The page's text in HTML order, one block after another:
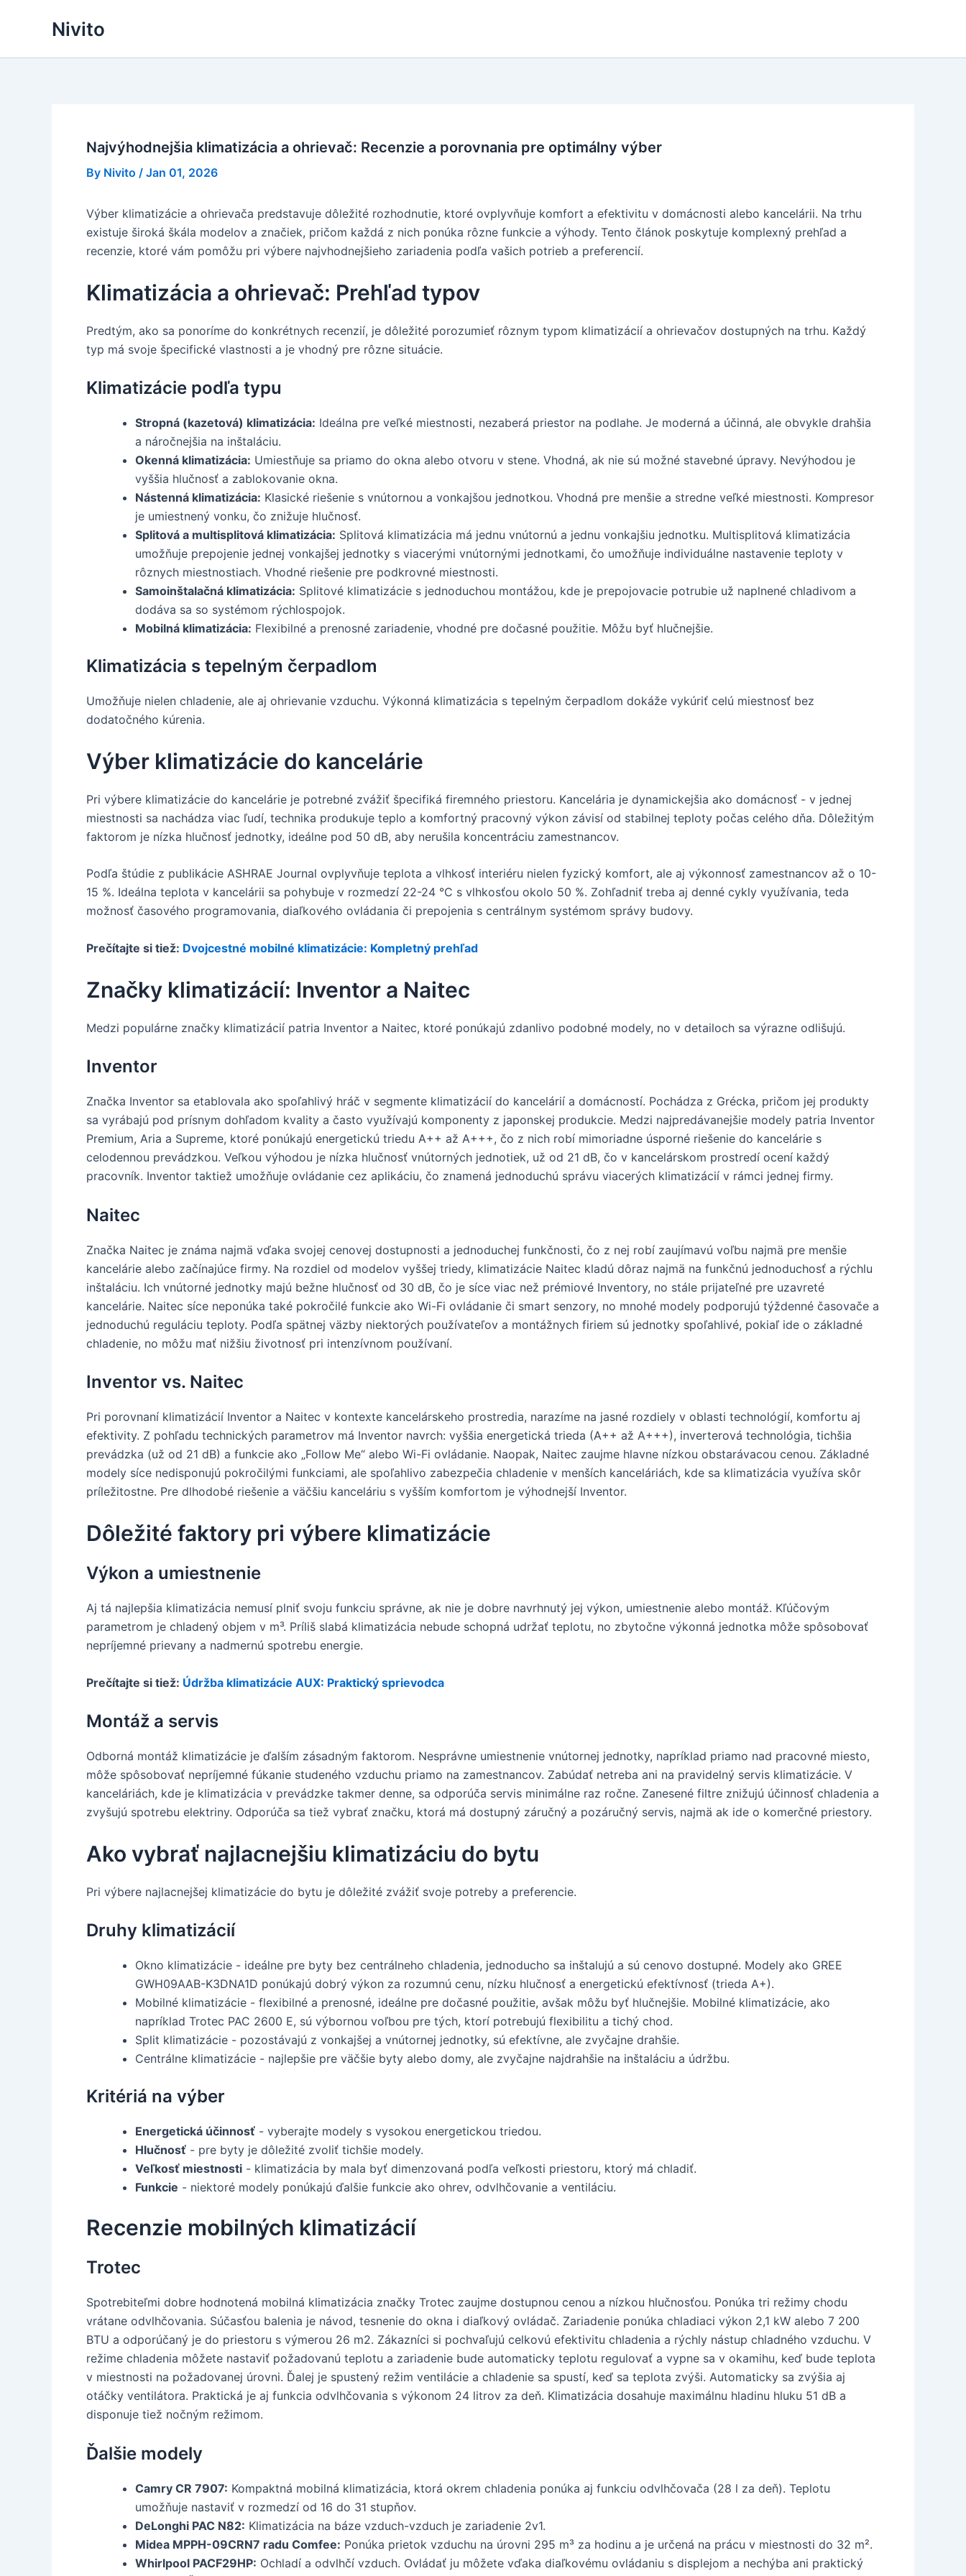
Nivito
Najvýhodnejšia klimatizácia a ohrievač: Recenzie a porovnania pre optimálny výber
By Nivito / Jan 01, 2026
Výber klimatizácie a ohrievača predstavuje dôležité rozhodnutie, ktoré ovplyvňuje komfort a efektivitu v domácnosti alebo kancelárii. Na trhu
existuje široká škála modelov a značiek, pričom každá z nich ponúka rôzne funkcie a výhody. Tento článok poskytuje komplexný prehľad a
recenzie, ktoré vám pomôžu pri výbere najvhodnejšieho zariadenia podľa vašich potrieb a preferencií.
Klimatizácia a ohrievač: Prehľad typov
Predtým, ako sa ponoríme do konkrétnych recenzií, je dôležité porozumieť rôznym typom klimatizácií a ohrievačov dostupných na trhu. Každý
typ má svoje špecifické vlastnosti a je vhodný pre rôzne situácie.
Klimatizácie podľa typu
Stropná (kazetová) klimatizácia: Ideálna pre veľké miestnosti, nezaberá priestor na podlahe. Je moderná a účinná, ale obvykle drahšia
a náročnejšia na inštaláciu.
Okenná klimatizácia: Umiestňuje sa priamo do okna alebo otvoru v stene. Vhodná, ak nie sú možné stavebné úpravy. Nevýhodou je
vyššia hlučnosť a zablokovanie okna.
Nástenná klimatizácia: Klasické riešenie s vnútornou a vonkajšou jednotkou. Vhodná pre menšie a stredne veľké miestnosti. Kompresor
je umiestnený vonku, čo znižuje hlučnosť.
Splitová a multisplitová klimatizácia: Splitová klimatizácia má jednu vnútornú a jednu vonkajšiu jednotku. Multisplitová klimatizácia
umožňuje prepojenie jednej vonkajšej jednotky s viacerými vnútornými jednotkami, čo umožňuje individuálne nastavenie teploty v
rôznych miestnostiach. Vhodné riešenie pre podkrovné miestnosti.
Samoinštalačná klimatizácia: Splitové klimatizácie s jednoduchou montážou, kde je prepojovacie potrubie už naplnené chladivom a
dodáva sa so systémom rýchlospojok.
Mobilná klimatizácia: Flexibilné a prenosné zariadenie, vhodné pre dočasné použitie. Môžu byť hlučnejšie.
Klimatizácia s tepelným čerpadlom
Umožňuje nielen chladenie, ale aj ohrievanie vzduchu. Výkonná klimatizácia s tepelným čerpadlom dokáže vykúriť celú miestnosť bez
dodatočného kúrenia.
Výber klimatizácie do kancelárie
Pri výbere klimatizácie do kancelárie je potrebné zvážiť špecifiká firemného priestoru. Kancelária je dynamickejšia ako domácnosť - v jednej
miestnosti sa nachádza viac ľudí, technika produkuje teplo a komfortný pracovný výkon závisí od stabilnej teploty počas celého dňa. Dôležitým
faktorom je nízka hlučnosť jednotky, ideálne pod 50 dB, aby nerušila koncentráciu zamestnancov.
Podľa štúdie z publikácie ASHRAE Journal ovplyvňuje teplota a vlhkosť interiéru nielen fyzický komfort, ale aj výkonnosť zamestnancov až o 10-
15 %. Ideálna teplota v kancelárii sa pohybuje v rozmedzí 22-24 °C s vlhkosťou okolo 50 %. Zohľadniť treba aj denné cykly využívania, teda
možnosť časového programovania, diaľkového ovládania či prepojenia s centrálnym systémom správy budovy.
Prečítajte si tiež: Dvojcestné mobilné klimatizácie: Kompletný prehľad
Značky klimatizácií: Inventor a Naitec
Medzi populárne značky klimatizácií patria Inventor a Naitec, ktoré ponúkajú zdanlivo podobné modely, no v detailoch sa výrazne odlišujú.
Inventor
Značka Inventor sa etablovala ako spoľahlivý hráč v segmente klimatizácií do kancelárií a domácností. Pochádza z Grécka, pričom jej produkty
sa vyrábajú pod prísnym dohľadom kvality a často využívajú komponenty z japonskej produkcie. Medzi najpredávanejšie modely patria Inventor
Premium, Aria a Supreme, ktoré ponúkajú energetickú triedu A++ až A+++, čo z nich robí mimoriadne úsporné riešenie do kancelárie s
celodennou prevádzkou. Veľkou výhodou je nízka hlučnosť vnútorných jednotiek, už od 21 dB, čo v kancelárskom prostredí ocení každý
pracovník. Inventor taktiež umožňuje ovládanie cez aplikáciu, čo znamená jednoduchú správu viacerých klimatizácií v rámci jednej firmy.
Naitec
Značka Naitec je známa najmä vďaka svojej cenovej dostupnosti a jednoduchej funkčnosti, čo z nej robí zaujímavú voľbu najmä pre menšie
kancelárie alebo začínajúce firmy. Na rozdiel od modelov vyššej triedy, klimatizácie Naitec kladú dôraz najmä na funkčnú jednoduchosť a rýchlu
inštaláciu. Ich vnútorné jednotky majú bežne hlučnosť od 30 dB, čo je síce viac než prémiové Inventory, no stále prijateľné pre uzavreté
kancelárie. Naitec síce neponúka také pokročilé funkcie ako Wi-Fi ovládanie či smart senzory, no mnohé modely podporujú týždenné časovače a
jednoduchú reguláciu teploty. Podľa spätnej väzby niektorých používateľov a montážnych firiem sú jednotky spoľahlivé, pokiaľ ide o základné
chladenie, no môžu mať nižšiu životnosť pri intenzívnom používaní.
Inventor vs. Naitec
Pri porovnaní klimatizácií Inventor a Naitec v kontexte kancelárskeho prostredia, narazíme na jasné rozdiely v oblasti technológií, komfortu aj
efektivity. Z pohľadu technických parametrov má Inventor navrch: vyššia energetická trieda (A++ až A+++), inverterová technológia, tichšia
prevádzka (už od 21 dB) a funkcie ako „Follow Me“ alebo Wi-Fi ovládanie. Naopak, Naitec zaujme hlavne nízkou obstarávacou cenou. Základné
modely síce nedisponujú pokročilými funkciami, ale spoľahlivo zabezpečia chladenie v menších kanceláriách, kde sa klimatizácia využíva skôr
príležitostne. Pre dlhodobé riešenie a väčšiu kanceláriu s vyšším komfortom je výhodnejší Inventor.
Dôležité faktory pri výbere klimatizácie
Výkon a umiestnenie
Aj tá najlepšia klimatizácia nemusí plniť svoju funkciu správne, ak nie je dobre navrhnutý jej výkon, umiestnenie alebo montáž. Kľúčovým
parametrom je chladený objem v m³. Príliš slabá klimatizácia nebude schopná udržať teplotu, no zbytočne výkonná jednotka môže spôsobovať
nepríjemné prievany a nadmernú spotrebu energie.
Prečítajte si tiež: Údržba klimatizácie AUX: Praktický sprievodca
Montáž a servis
Odborná montáž klimatizácie je ďalším zásadným faktorom. Nesprávne umiestnenie vnútornej jednotky, napríklad priamo nad pracovné miesto,
môže spôsobovať nepríjemné fúkanie studeného vzduchu priamo na zamestnancov. Zabúdať netreba ani na pravidelný servis klimatizácie. V
kanceláriách, kde je klimatizácia v prevádzke takmer denne, sa odporúča servis minimálne raz ročne. Zanesené filtre znižujú účinnosť chladenia a
zvyšujú spotrebu elektriny. Odporúča sa tiež vybrať značku, ktorá má dostupný záručný a pozáručný servis, najmä ak ide o komerčné priestory.
Ako vybrať najlacnejšiu klimatizáciu do bytu
Pri výbere najlacnejšej klimatizácie do bytu je dôležité zvážiť svoje potreby a preferencie.
Druhy klimatizácií
Okno klimatizácie - ideálne pre byty bez centrálneho chladenia, jednoducho sa inštalujú a sú cenovo dostupné. Modely ako GREE
GWH09AAB-K3DNA1D ponúkajú dobrý výkon za rozumnú cenu, nízku hlučnosť a energetickú efektívnosť (trieda A+).
Mobilné klimatizácie - flexibilné a prenosné, ideálne pre dočasné použitie, avšak môžu byť hlučnejšie. Mobilné klimatizácie, ako
napríklad Trotec PAC 2600 E, sú výbornou voľbou pre tých, ktorí potrebujú flexibilitu a tichý chod.
Split klimatizácie - pozostávajú z vonkajšej a vnútornej jednotky, sú efektívne, ale zvyčajne drahšie.
Centrálne klimatizácie - najlepšie pre väčšie byty alebo domy, ale zvyčajne najdrahšie na inštaláciu a údržbu.
Kritériá na výber
Energetická účinnosť - vyberajte modely s vysokou energetickou triedou.
Hlučnosť - pre byty je dôležité zvoliť tichšie modely.
Veľkosť miestnosti - klimatizácia by mala byť dimenzovaná podľa veľkosti priestoru, ktorý má chladiť.
Funkcie - niektoré modely ponúkajú ďalšie funkcie ako ohrev, odvlhčovanie a ventiláciu.
Recenzie mobilných klimatizácií
Trotec
Spotrebiteľmi dobre hodnotená mobilná klimatizácia značky Trotec zaujme dostupnou cenou a nízkou hlučnosťou. Ponúka tri režimy chodu
vrátane odvlhčovania. Súčasťou balenia je návod, tesnenie do okna i diaľkový ovládač. Zariadenie ponúka chladiaci výkon 2,1 kW alebo 7 200
BTU a odporúčaný je do priestoru s výmerou 26 m2. Zákazníci si pochvaľujú celkovú efektivitu chladenia a rýchly nástup chladného vzduchu. V
režime chladenia môžete nastaviť požadovanú teplotu a zariadenie bude automaticky teplotu regulovať a vypne sa v okamihu, keď bude teplota
v miestnosti na požadovanej úrovni. Ďalej je spustený režim ventilácie a chladenie sa spustí, keď sa teplota zvýši. Automaticky sa zvýšia aj
otáčky ventilátora. Praktická je aj funkcia odvlhčovania s výkonom 24 litrov za deň. Klimatizácia dosahuje maximálnu hladinu hluku 51 dB a
disponuje tiež nočným režimom.
Ďalšie modely
Camry CR 7907: Kompaktná mobilná klimatizácia, ktorá okrem chladenia ponúka aj funkciu odvlhčovača (28 l za deň). Teplotu
umožňuje nastaviť v rozmedzí od 16 do 31 stupňov.
DeLonghi PAC N82: Klimatizácia na báze vzduch-vzduch je zariadenie 2v1.
Midea MPPH-09CRN7 radu Comfee: Ponúka prietok vzduchu na úrovni 295 m³ za hodinu a je určená na prácu v miestnosti do 32 m².
Whirlpool PACF29HP: Ochladí a odvlhčí vzduch. Ovládať ju môžete vďaka diaľkovému ovládaniu s displejom a nechýba ani praktický